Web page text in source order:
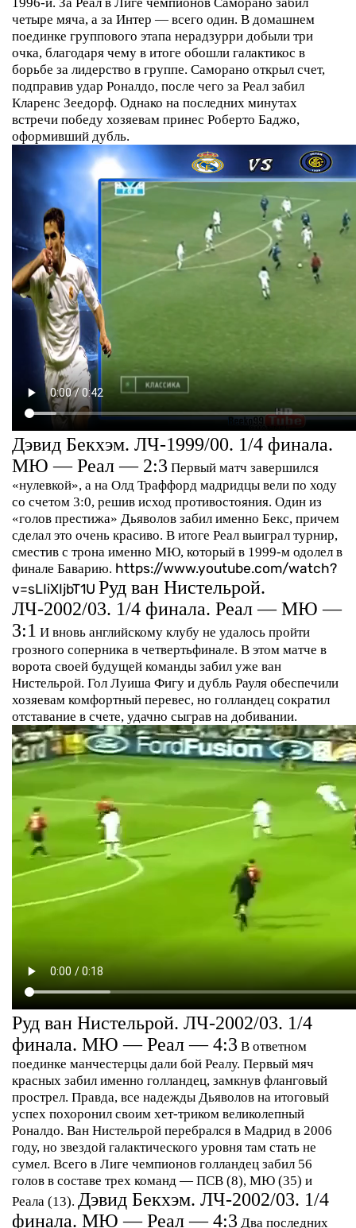
четыре мяча, а за Интер — всего один. В домашнем
поединке группового этапа нерадзурри добыли три
очка, благодаря чему в итоге обошли галактикос в
борьбе за лидерство в группе. Саморано открыл счет,
подправив удар Роналдо, после чего за Реал забил
Кларенс Зеедорф. Однако на последних минутах
встречи победу хозяевам принес Роберто Баджо,
оформивший дубль.
Дэвид Бекхэм. ЛЧ-1999/00. 1/4 финала.
МЮ — Реал — 2:3 Первый матч завершился
«нулевкой», а на Олд Траффорд мадридцы вели по ходу
со счетом 3:0, решив исход противостояния. Один из
«голов престижа» Дьяволов забил именно Бекс, причем
сделал это очень красиво. В итоге Реал выиграл турнир,
сместив с трона именно МЮ, который в 1999-м одолел в
финале Баварию. https://www.youtube.com/watch?
v=sLIiXIjbT1U Руд ван Нистельрой.
ЛЧ-2002/03. 1/4 финала. Реал — МЮ —
3:1 И вновь английскому клубу не удалось пройти
грозного соперника в четвертьфинале. В этом матче в
ворота своей будущей команды забил уже ван
Нистельрой. Гол Луиша Фигу и дубль Рауля обеспечили
хозяевам комфортный перевес, но голландец сократил
отставание в счете, удачно сыграв на добивании.
Руд ван Нистельрой. ЛЧ-2002/03. 1/4
финала. МЮ — Реал — 4:3 В ответном
поединке манчестерцы дали бой Реалу. Первый мяч
красных забил именно голландец, замкнув фланговый
прострел. Правда, все надежды Дьяволов на итоговый
успех похоронил своим хет-триком великолепный
Роналдо. Ван Нистельрой перебрался в Мадрид в 2006
году, но звездой галактического уровня там стать не
сумел. Всего в Лиге чемпионов голландец забил 56
голов в составе трех команд — ПСВ (8), МЮ (35) и
Реала (13). Дэвид Бекхэм. ЛЧ-2002/03. 1/4
финала. МЮ — Реал — 4:3 Два последних